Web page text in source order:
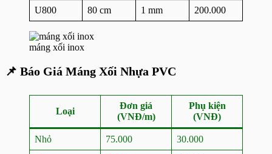
U800 80 cm 1 mm 200.000
máng xối inox
📌 Báo Giá Máng Xối Nhựa PVC
Loại
Đơn giá
(VNĐ/m)
Phụ kiện
(VNĐ)
Nhỏ 75.000 30.000